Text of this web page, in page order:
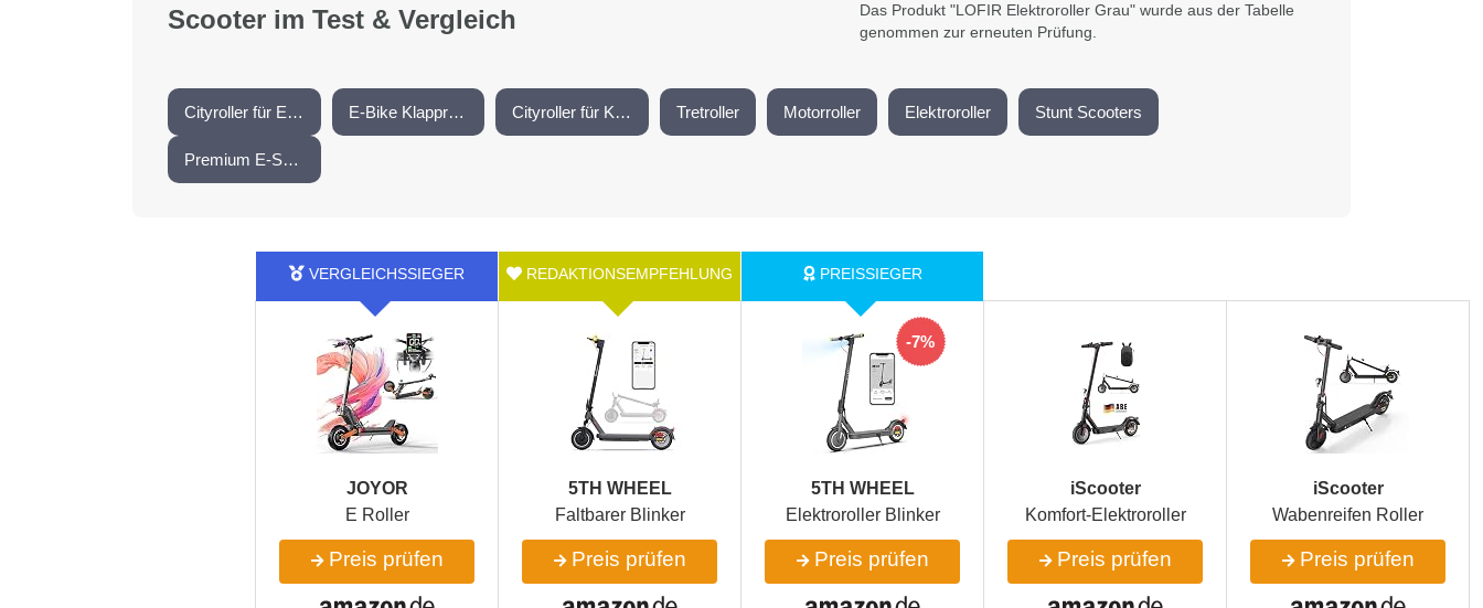
Scooter im Test & Vergleich
Das Produkt "LOFIR Elektroroller Grau" wurde aus der Tabelle
genommen zur erneuten Prüfung.
Cityroller für Erwachsene E-Bike Klappräder Cityroller für Kinder Tretroller Motorroller Elektroroller Stunt Scooters
Premium E-Scooter
-7%
‎JOYOR 5TH WHEEL 5TH WHEEL iScooter
iScooter
E Roller
Faltbarer Blinker Elektroroller Blinker Komfort-Elektroroller Wabenreifen Roller
Preis prüfen Preis prüfen Preis prüfen Preis prüfen Preis prüfen